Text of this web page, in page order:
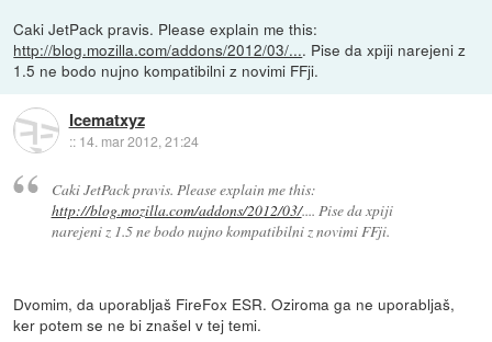
Caki JetPack pravis. Please explain me this:
http://blog.mozilla.com/addons/2012/03/.... Pise da xpiji narejeni z
1.5 ne bodo nujno kompatibilni z novimi FFji.
Icematxyz
:: 14. mar 2012, 21:24
Caki JetPack pravis. Please explain me this:
http://blog.mozilla.com/addons/2012/03/.... Pise da xpiji
narejeni z 1.5 ne bodo nujno kompatibilni z novimi FFji.
Dvomim, da uporabljaš FireFox ESR. Oziroma ga ne uporabljaš,
ker potem se ne bi znašel v tej temi.